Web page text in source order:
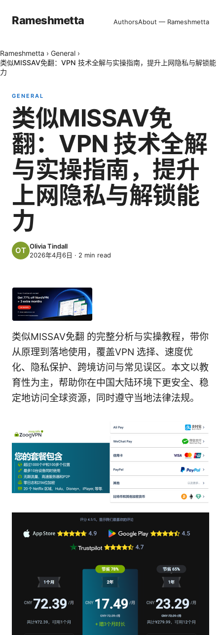
Rameshmetta AuthorsAbout — Rameshmetta
Rameshmetta › General ›
类似MISSAV免翻：VPN 技术全解与实操指南，提升上网隐私与解锁能
力
GENERAL
类似MISSAV免
翻：VPN 技术全解
与实操指南，提升
上网隐私与解锁能
力
Olivia Tindall
2026年4月6日 · 2 min read
类似MISSAV免翻 的完整分析与实操教程，带你
从原理到落地使用，覆盖VPN 选择、速度优
化、隐私保护、跨境访问与常见误区。本文以教
育性为主，帮助你在中国大陆环境下更安全、稳
定地访问全球资源，同时遵守当地法律法规。